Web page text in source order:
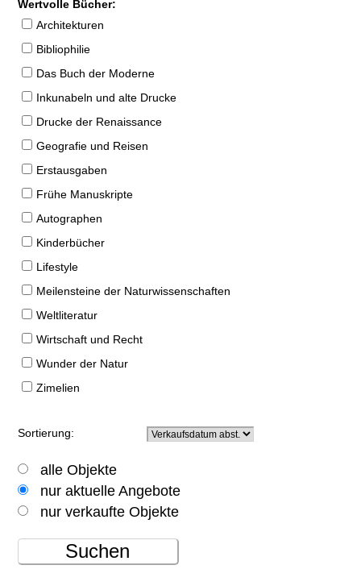
Wertvolle Bücher:
Architekturen
Bibliophilie
Das Buch der Moderne
Inkunabeln und alte Drucke
Drucke der Renaissance
Geografie und Reisen
Erstausgaben
Frühe Manuskripte
Autographen
Kinderbücher
Lifestyle
Meilensteine der Naturwissenschaften
Weltliteratur
Wirtschaft und Recht
Wunder der Natur
Zimelien
Sortierung:
alle Objekte
nur aktuelle Angebote
nur verkaufte Objekte
Suchen